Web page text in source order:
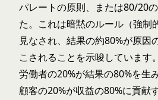
パレートの原則、または80/20
た。これは暗黙のルール（強制
見なされ、結果の約80%が原因
こされることを示唆しています
労働者の20%が結果の80%を生
顧客の20%が収益の80%に貢献